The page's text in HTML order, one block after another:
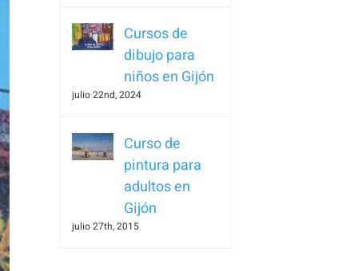
Cursos de
dibujo para
niños en Gijón
julio 22nd, 2024
Curso de
pintura para
adultos en
Gijón
julio 27th, 2015